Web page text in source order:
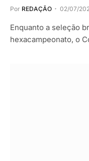
Por REDAÇÃO 02/07/
Enquanto a seleção
hexacampeonato, o